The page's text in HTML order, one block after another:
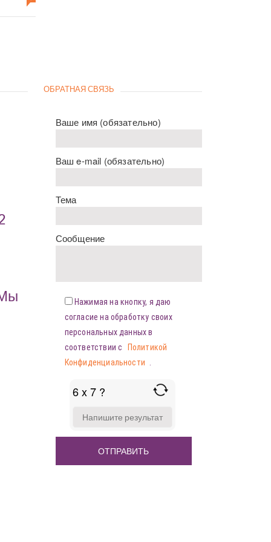
ОБРАТНАЯ СВЯЗЬ
Ваше имя (обязательно)
Ваш e-mail (обязательно)
Тема
Сообщение
Нажимая на кнопку, я даю
согласие на обработку своих
персональных данных в
соответствии с
Политикой
Конфиденциальности
6 x 7 ?
FOR